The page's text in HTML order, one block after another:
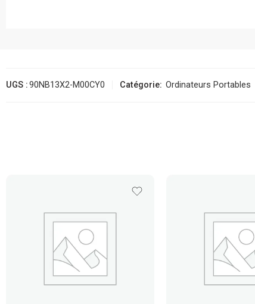
UGS :90NB13X2-M00CY0 Catégorie: Ordinateurs Portables